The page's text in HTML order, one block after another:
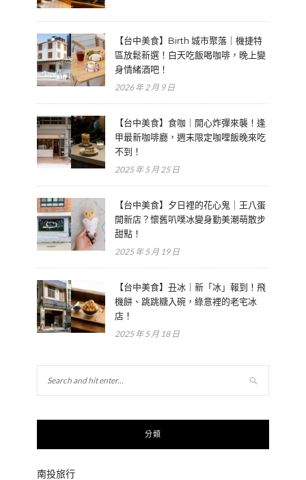
【台中美食】Birth 城市聚落｜機捷特
區放鬆新選！白天吃飯喝咖啡，晚上變
身情緒酒吧！
2026 年 2 月 9 日
【台中美食】食咖｜開心炸彈來襲！逢
甲最新咖啡廳，週末限定咖哩飯晚來吃
不到！
2025 年 5 月 25 日
【台中美食】夕日裡的花心鬼｜王八蛋
開新店？懷舊叭噗冰變身勤美潮萌散步
甜點！
2025 年 5 月 19 日
【台中美食】丑冰｜新「冰」報到！飛
機餅、跳跳糖入碗，綠意裡的老宅冰
店！
2025 年 5 月 18 日
分類
南投旅行